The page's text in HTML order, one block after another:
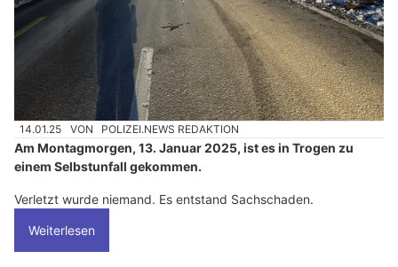
14.01.25 VON POLIZEI.NEWS REDAKTION
Am Montagmorgen, 13. Januar 2025, ist es in Trogen zu
einem Selbstunfall gekommen.
Verletzt wurde niemand. Es entstand Sachschaden.
Weiterlesen